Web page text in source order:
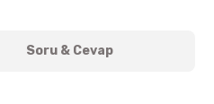
Soru & Cevap